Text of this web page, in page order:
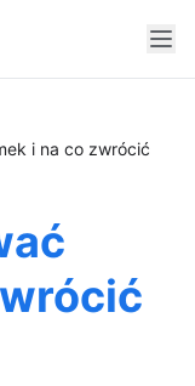
i na co zwrócić